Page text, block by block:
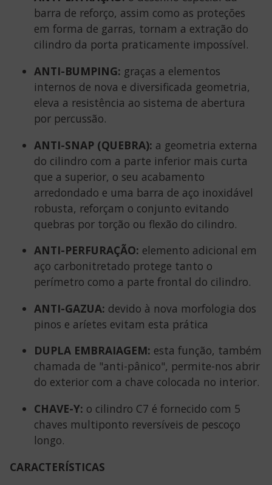
barra de reforço, assim como as proteções
em forma de garras, tornam a extração do
cilindro da porta praticamente impossível.
ANTI-BUMPING: graças a elementos
internos de nova e diversificada geometria,
eleva a resistência ao sistema de abertura
por percussão.
ANTI-SNAP (QUEBRA): a geometria externa
do cilindro com a parte inferior mais curta
que a superior, o seu acabamento
arredondado e uma barra de aço inoxidável
robusta, reforçam o conjunto evitando
quebras por torção ou flexão do cilindro.
ANTI-PERFURAÇÃO: elemento adicional em
aço carbonitretado protege tanto o
perímetro como a parte frontal do cilindro.
ANTI-GAZUA: devido à nova morfologia dos
pinos e aríetes evitam esta prática
DUPLA EMBRAIAGEM: esta função, também
chamada de "anti-pânico", permite-nos abrir
do exterior com a chave colocada no interior.
CHAVE-Y: o cilindro C7 é fornecido com 5
chaves multiponto reversíveis de pescoço
longo.
CARACTERÍSTICAS